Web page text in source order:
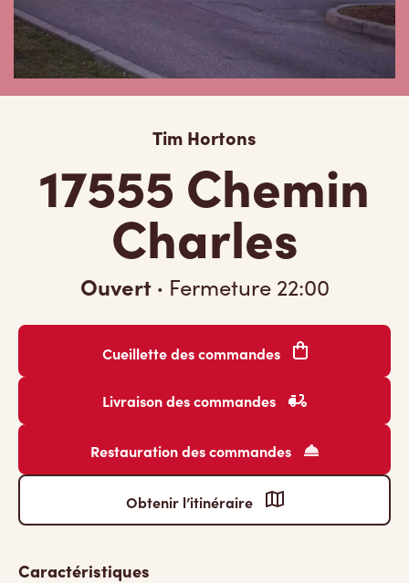
Tim Hortons
17555 Chemin
Charles
Ouvert · Fermeture 22:00
Cueillette des commandes
Livraison des commandes
Restauration des commandes
Obtenir l’itinéraire
Caractéristiques